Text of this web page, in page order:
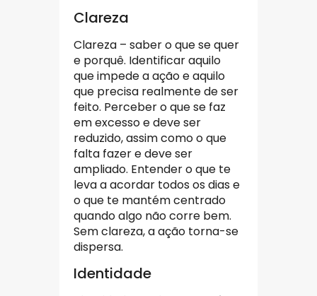
Clareza
Clareza – saber o que se quer
e porquê. Identificar aquilo
que impede a ação e aquilo
que precisa realmente de ser
feito. Perceber o que se faz
em excesso e deve ser
reduzido, assim como o que
falta fazer e deve ser
ampliado. Entender o que te
leva a acordar todos os dias e
o que te mantém centrado
quando algo não corre bem.
Sem clareza, a ação torna-se
dispersa.
Identidade